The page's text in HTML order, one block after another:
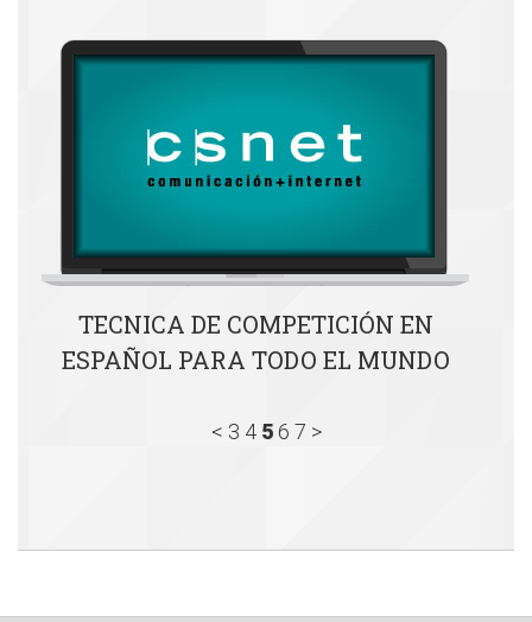
TECNICA DE COMPETICIÓN EN
ESPAÑOL PARA TODO EL MUNDO
< 3 4 5 6 7 >